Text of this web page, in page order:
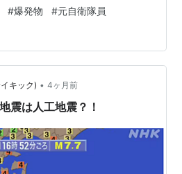
０ｍに水爆３発を海底探査船が
最近の海底探査船の動向は非公
ログで公開してから察知されて
てDSへ情報が伝わったとか 〈地
#爆発物 #元自衛隊員
キック) • 4ヶ月前
震は人工地震？！